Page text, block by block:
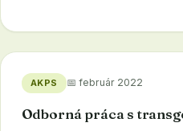
AKPS 📅 február 2022
Odborná práca s